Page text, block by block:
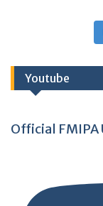
Youtube
Official FMIPA